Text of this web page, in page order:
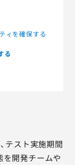
ィを確保する
る
テスト実施期間
を開発チームや